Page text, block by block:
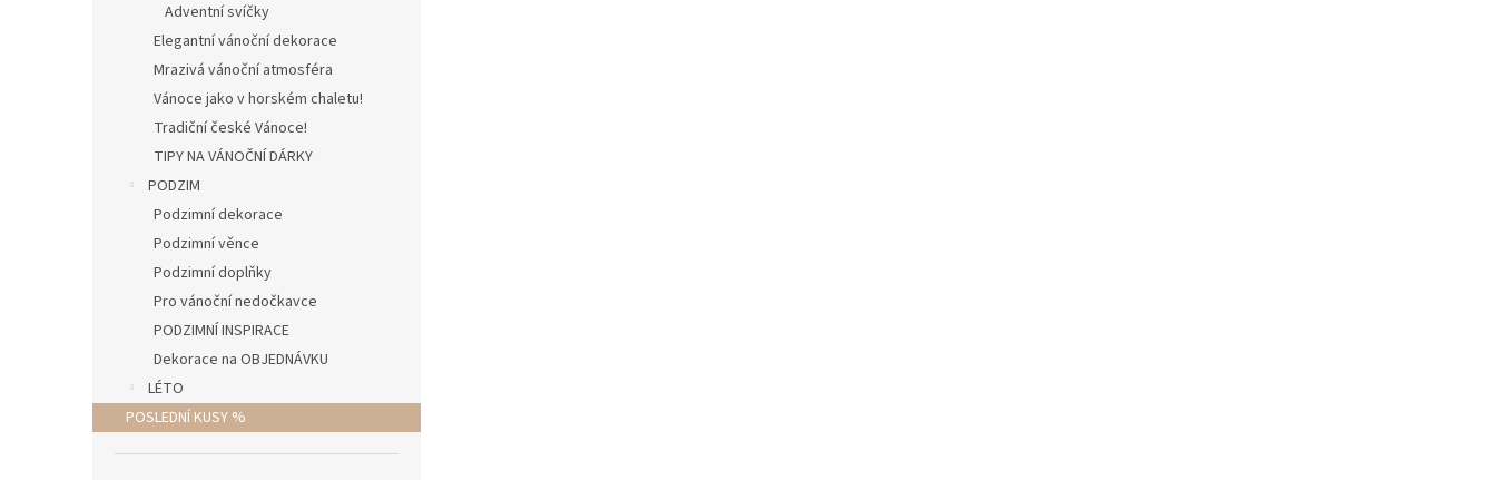
Adventní svíčky
Elegantní vánoční dekorace
Mrazivá vánoční atmosféra
Vánoce jako v horském chaletu!
Tradiční české Vánoce!
TIPY NA VÁNOČNÍ DÁRKY
PODZIM
Podzimní dekorace
Podzimní věnce
Podzimní doplňky
Pro vánoční nedočkavce
PODZIMNÍ INSPIRACE
Dekorace na OBJEDNÁVKU
LÉTO
POSLEDNÍ KUSY %